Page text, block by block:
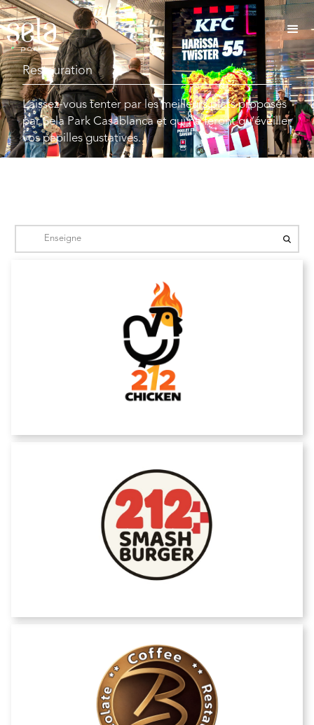
Restauration
Laissez-vous tenter par les meilleurs plats proposés
par Sela Park Casablanca et qui ne feront qu’éveiller
vos papilles gustatives.
212 Chicken
212 SMASH BURGER
Baristas